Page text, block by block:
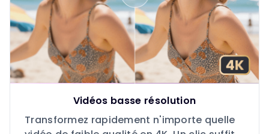
Vidéos basse résolution
Transformez rapidement n'importe quelle